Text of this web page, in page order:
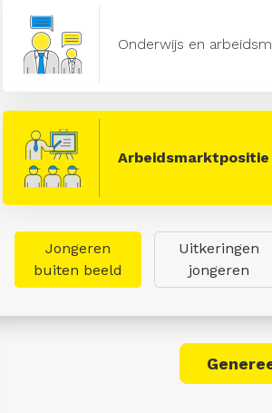
Onderwijs en
Arbeidsmarktpositie
Jongeren
buiten beeld
Uitkeringen
jongeren